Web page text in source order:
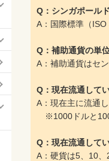
Q：シンガポール
A：国際標準（ISO
Q：補助通貨の単
A：補助通貨はセ
Q：現在流通して
A：現在主に流通
※1000ドルと
Q：現在流通して
A：硬貨は5、10、